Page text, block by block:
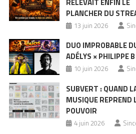
PLANCHER DU
13 juin 2026
DUO IMPROBABLE
ADÉLYS × PHILIPPE B
10 juin 2026
SUBVERT : QUAND
MUSIQUE REPREND
POUVOIR
4 juin 2026